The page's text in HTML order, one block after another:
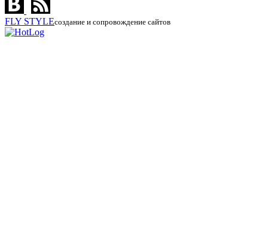
FLY STYLEсоздание и сопровождение сайтов